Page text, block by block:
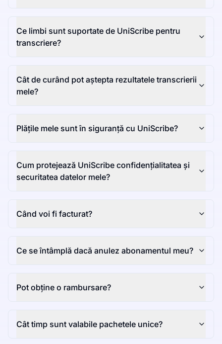
Ce limbi sunt suportate de UniScribe pentru
transcriere?
Cât de curând pot aștepta rezultatele transcrierii
mele?
Plățile mele sunt în siguranță cu UniScribe?
Cum protejează UniScribe confidențialitatea și
securitatea datelor mele?
Când voi fi facturat?
Ce se întâmplă dacă anulez abonamentul meu?
Pot obține o rambursare?
Cât timp sunt valabile pachetele unice?